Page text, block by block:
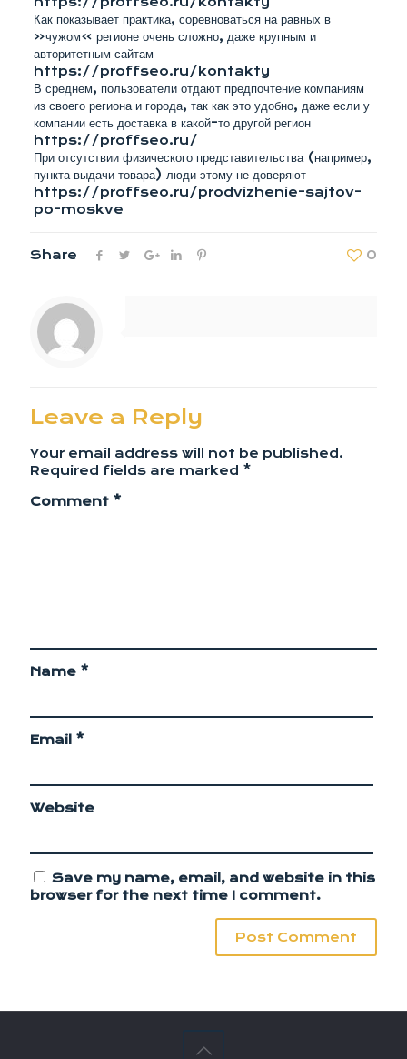
Как показывает практика, соревноваться на равных в
«чужом» регионе очень сложно, даже крупным и
авторитетным сайтам
https://proffseo.ru/kontakty
В среднем, пользователи отдают предпочтение компаниям
из своего региона и города, так как это удобно, даже если у
компании есть доставка в какой-то другой регион
https://proffseo.ru/
При отсутствии физического представительства (например,
пункта выдачи товара) люди этому не доверяют
https://proffseo.ru/prodvizhenie-sajtov-
po-moskve
Share 0
Leave a Reply
Your email address will not be published.
Required fields are marked *
Comment *
Name *
Email *
Website
Save my name, email, and website in this
browser for the next time I comment.